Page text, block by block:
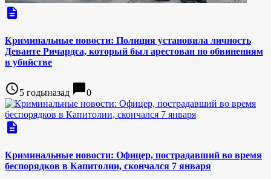
description
Криминальные новости: Полиция установила личность
Деванте Ричардса, который был арестован по обвинениям
в убийстве
access_time5 годыназад chat_bubble0
description
Криминальные новости: Офицер, пострадавший во время
беспорядков в Капитолии, скончался 7 января